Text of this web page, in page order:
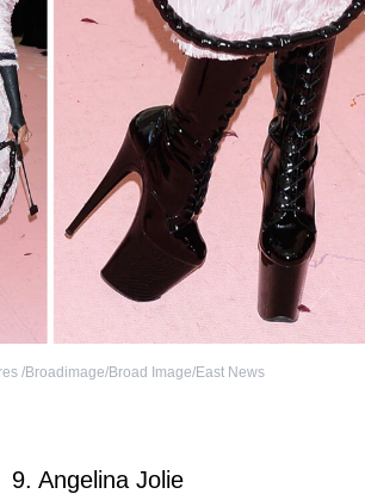
/Broadimage/Broad Image/East News
9. Angelina Jolie